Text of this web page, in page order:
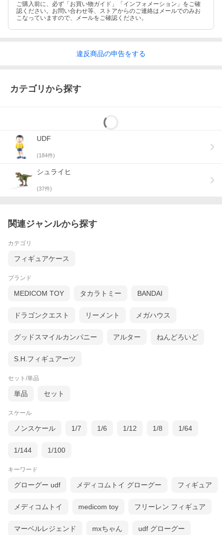
ご購入前に、必ず「お買い物ガイド」「インフォメーション」をご確
認ください。お問い合わせ等、ストアからのご連絡はメールでのみお
こなっていますので、メールをご確認ください。
違反商品の申告をする
カテゴリから探す
UDF
(184件)
シュライヒ
(37件)
関連ジャンルから探す
カテゴリ
フィギュアケース
ブランド
MEDICOM TOY タカラトミー BANDAI
ドラゴンクエスト リーメント メガハウス
グッドスマイルカンパニー アルター ねんどろいど
S.H.フィギュアーツ
セット/単品
単品 セット
スケール
ノンスケール 1/7 1/6 1/12 1/8 1/64
1/144 1/100
キーワード
グローグー udf メディコムトイ グローグー フィギュア
メディコムトイ medicom toy フリーレン フィギュア
マーベルレジェンド mxちゃん udf グローグー